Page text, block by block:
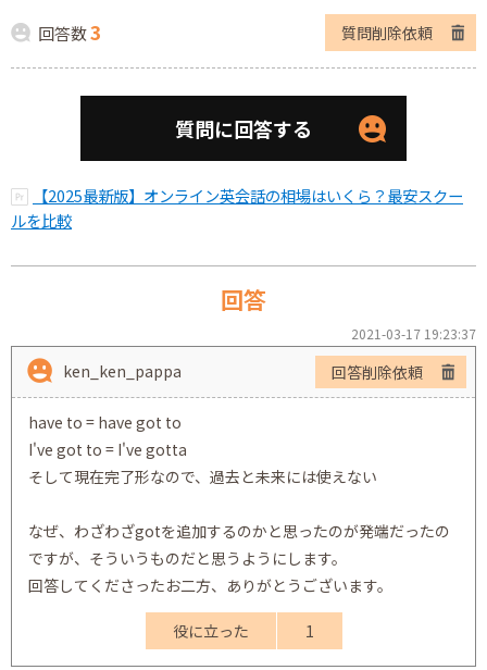
回答数3 質問削除依頼
質問に回答する
【2025最新版】オンライン英会話の相場はいくら？最安スクー
ルを比較
回答
2021-03-17 19:23:37
ken_ken_pappa 回答削除依頼
have to = have got to
I've got to = I've gotta
そして現在完了形なので、過去と未来には使えない
なぜ、わざわざgotを追加するのかと思ったのが発端だったの
ですが、そういうものだと思うようにします。
回答してくださったお二方、ありがとうございます。
役に立った 1